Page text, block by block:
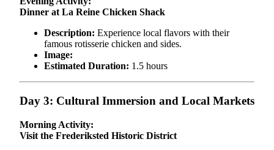
Dinner at La Reine Chicken Shack
Description: Experience local flavors with their
famous rotisserie chicken and sides.
Image:
Estimated Duration: 1.5 hours
Day 3: Cultural Immersion and Local Markets
Morning Activity:
Visit the Frederiksted Historic District